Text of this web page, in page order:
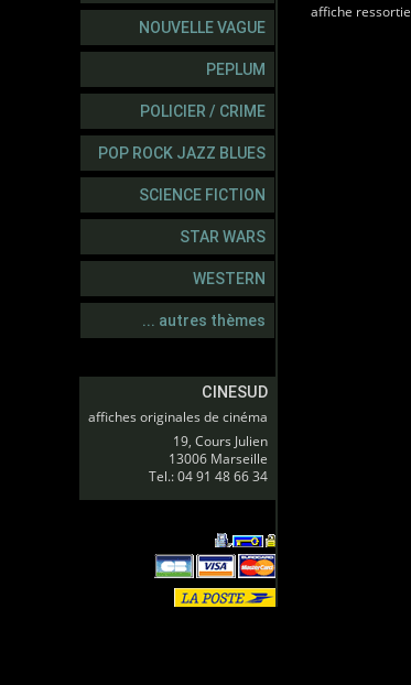
NOUVELLE VAGUE
PEPLUM
POLICIER / CRIME
POP ROCK JAZZ BLUES
SCIENCE FICTION
STAR WARS
WESTERN
... autres thèmes
CINESUD
affiches originales de cinéma
19, Cours Julien
13006 Marseille
Tel.: 04 91 48 66 34
affiche ressortie